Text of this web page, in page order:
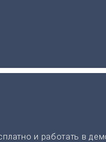
и работать в